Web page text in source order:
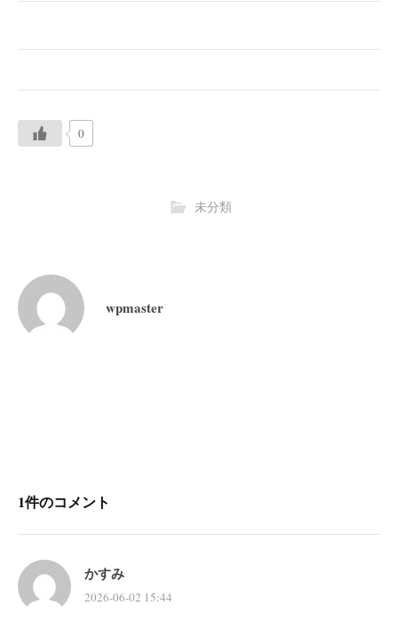
0
未分類
wpmaster
ビ
ゲ
ー
シ
ョ
ン
1件のコメント
かすみ
2026-06-02 15:44